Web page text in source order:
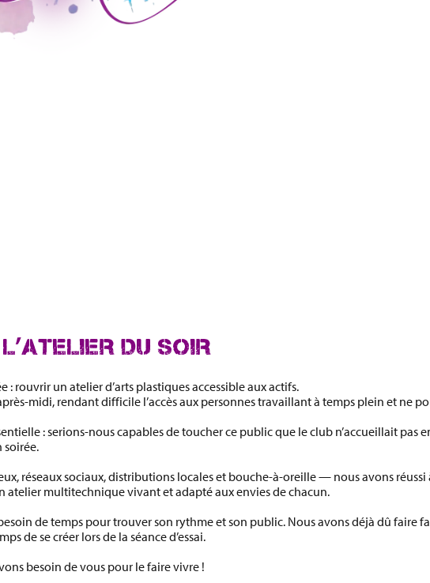
DU SOIR
: rouvrir un atelier d’arts plastiques accessible aux actifs.
midi, rendant difficile l’accès aux personnes travaillant à temps plein et ne
:serions-nous capables de toucher ce public que le club n’accueillait pas
réseaux sociaux, distributions locales et bouche-à-oreille — nous avons
atelier multitechnique vivant et adapté aux envies de chacun.
de temps pour trouver son rythme et son public. Nous avons déjà dû faire
de se créer lors de la séance d’essai.
besoin de vous pour le faire vivre !